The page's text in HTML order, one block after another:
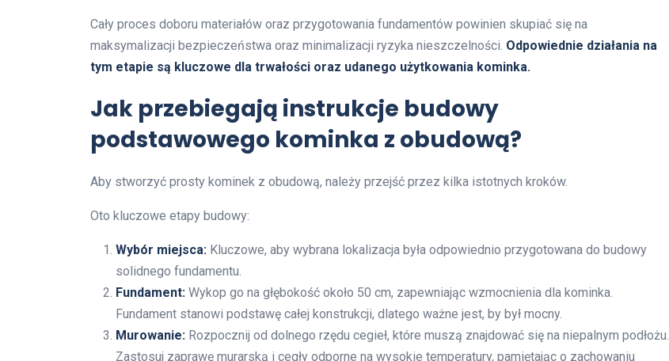
Cały proces doboru materiałów oraz przygotowania fundamentów powinien skupiać się na
maksymalizacji bezpieczeństwa oraz minimalizacji ryzyka nieszczelności. Odpowiednie działania na
tym etapie są kluczowe dla trwałości oraz udanego użytkowania kominka.
Jak przebiegają instrukcje budowy
podstawowego kominka z obudową?
Aby stworzyć prosty kominek z obudową, należy przejść przez kilka istotnych kroków.
Oto kluczowe etapy budowy:
Wybór miejsca: Kluczowe, aby wybrana lokalizacja była odpowiednio przygotowana do budowy
solidnego fundamentu.
Fundament: Wykop go na głębokość około 50 cm, zapewniając wzmocnienia dla kominka.
Fundament stanowi podstawę całej konstrukcji, dlatego ważne jest, by był mocny.
Murowanie: Rozpocznij od dolnego rzędu cegieł, które muszą znajdować się na niepalnym podłożu.
Zastosuj zaprawę murarską i cegły odporne na wysokie temperatury, pamiętając o zachowaniu